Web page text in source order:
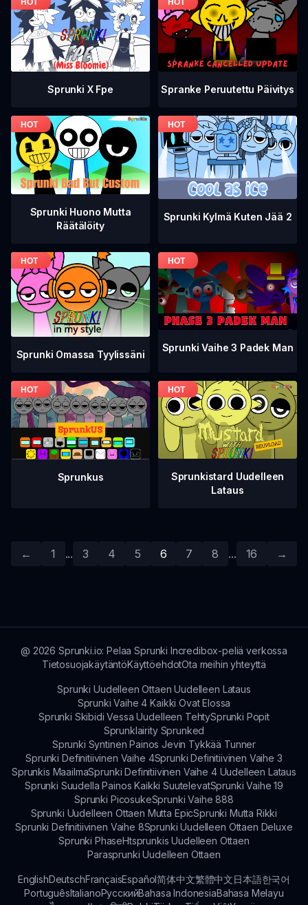
Sprunki X Fpe Spranke Peruutettu Päivitys
Sprunki Huono Mutta
Räätälöity
Sprunki Kylmä Kuten Jää 2
Sprunki Omassa Tyylissäni
Sprunki Vaihe 3 Padek Man
Sprunkus
Sprunkistard Uudelleen
Lataus
← 1 ... 3 4 5 6 7 8 ... 16 →
@ 2026 Sprunki.io: Pelaa Sprunki Incredibox-peliä verkossa
TietosuojakäytäntöKäyttöehdotOta meihin yhteyttä
Sprunki Uudelleen Ottaen Uudelleen Lataus
Sprunki Vaihe 4 Kaikki Ovat Elossa
Sprunki Skibidi Vessa Uudelleen TehtySprunki Popit
Sprunklairity Sprunked
Sprunki Syntinen Painos Jevin Tykkää Tunner
Sprunki Definitiivinen Vaihe 4Sprunki Definitiivinen Vaihe 3
Sprunkis MaailmaSprunki Definitiivinen Vaihe 4 Uudelleen Lataus
Sprunki Suudella Painos Kaikki SuutelevatSprunki Vaihe 19
Sprunki PicosukeSprunki Vaihe 888
Sprunki Uudelleen Ottaen Mutta EpicSprunki Mutta Rikki
Sprunki Definitiivinen Vaihe 8Sprunki Uudelleen Ottaen Deluxe
Sprunki PhaseHtsprunkis Uudelleen Ottaen
Parasprunki Uudelleen Ottaen
EnglishDeutschFrançaisEspañol简体中文繁體中文日本語한국어
PortuguêsItalianoРусскийBahasa IndonesiaBahasa Melayu